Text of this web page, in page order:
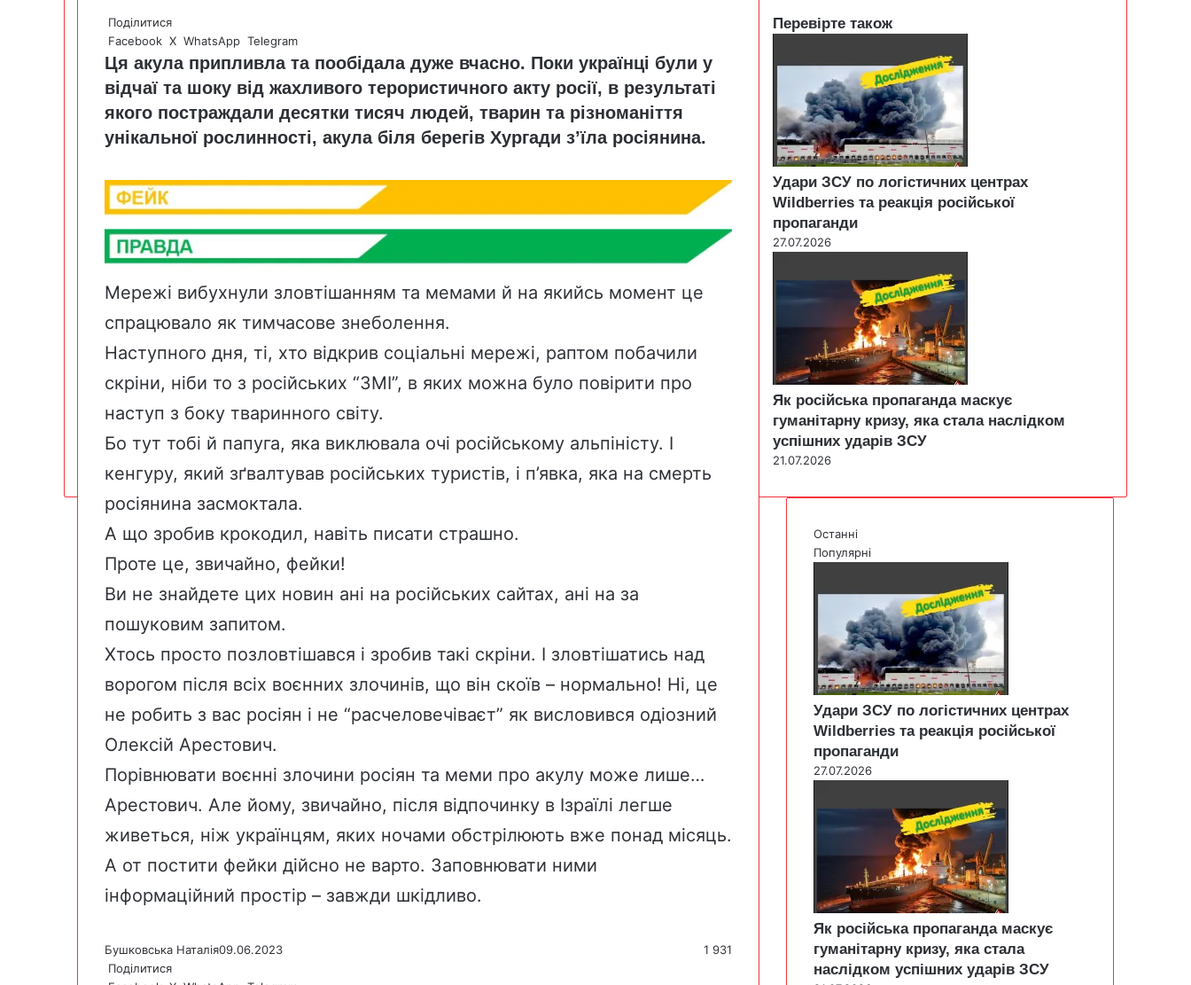
Поділитися
Facebook X WhatsApp Telegram
Ця акула припливла та пообідала дуже вчасно. Поки українці були у
відчаї та шоку від жахливого терористичного акту росії, в результаті
якого постраждали десятки тисяч людей, тварин та різноманіття
унікальної рослинності, акула біля берегів Хургади з’їла росіянина.
Мережі вибухнули зловтішанням та мемами й на якийсь момент це
спрацювало як тимчасове знеболення.
Наступного дня, ті, хто відкрив соціальні мережі, раптом побачили
скріни, ніби то з російських “ЗМІ”, в яких можна було повірити про
наступ з боку тваринного світу.
Бо тут тобі й папуга, яка виклювала очі російському альпіністу. І
кенгуру, який зґвалтував російських туристів, і п’явка, яка на смерть
росіянина засмоктала.
А що зробив крокодил, навіть писати страшно.
Проте це, звичайно, фейки!
Ви не знайдете цих новин ані на російських сайтах, ані на за
пошуковим запитом.
Хтось просто позловтішався і зробив такі скріни. І зловтішатись над
ворогом після всіх воєнних злочинів, що він скоїв – нормально! Ні, це
не робить з вас росіян і не “расчеловечіваєт” як висловився одіозний
Олексій Арестович.
Порівнювати воєнні злочини росіян та меми про акулу може лише…
Арестович. Але йому, звичайно, після відпочинку в Ізраїлі легше
живеться, ніж українцям, яких ночами обстрілюють вже понад місяць.
А от постити фейки дійсно не варто. Заповнювати ними
інформаційний простір – завжди шкідливо.
Бушковська Наталія09.06.2023
1 931
Поділитися
Перевірте також
Удари ЗСУ по логістичних центрах
Wildberries та реакція російської
пропаганди
27.07.2026
Як російська пропаганда маскує
гуманітарну кризу, яка стала наслідком
успішних ударів ЗСУ
21.07.2026
Останні
Популярні
Удари ЗСУ по логістичних центрах
Wildberries та реакція російської
пропаганди
27.07.2026
Як російська пропаганда маскує
гуманітарну кризу, яка стала
наслідком успішних ударів ЗСУ